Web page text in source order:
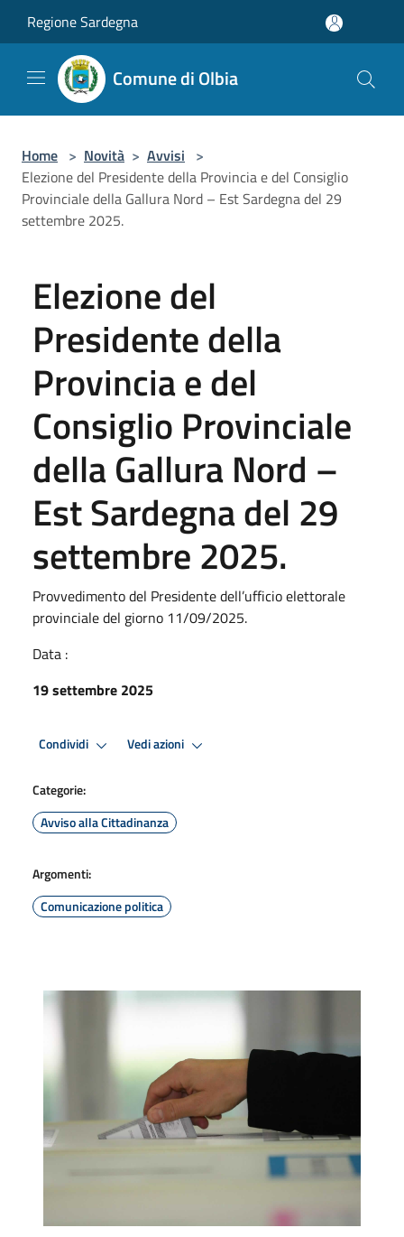
Regione Sardegna
Comune di Olbia
Home > Novità > Avvisi >
Elezione del Presidente della Provincia e del Consiglio
Provinciale della Gallura Nord – Est Sardegna del 29
settembre 2025.
Elezione del
Presidente della
Provincia e del
Consiglio Provinciale
della Gallura Nord –
Est Sardegna del 29
settembre 2025.
Provvedimento del Presidente dell’ufficio elettorale
provinciale del giorno 11/09/2025.
Data :
19 settembre 2025
Condividi Vedi azioni
Categorie:
Avviso alla Cittadinanza
Argomenti:
Comunicazione politica